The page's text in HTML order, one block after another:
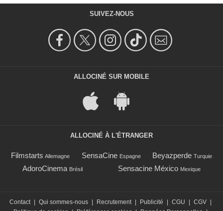
SUIVEZ-NOUS
ALLOCINÉ SUR MOBILE
ALLOCINÉ À L'ÉTRANGER
Filmstarts Allemagne SensaCine Espagne Beyazperde Turquie
AdoroCinema Brésil Sensacine México Mexique
Contact Qui sommes-nous Recrutement Publicité CGU CGV